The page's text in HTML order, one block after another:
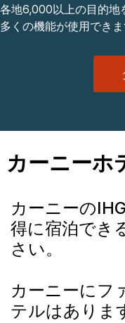
各地6,000以上の目的地
多くの機能が使用できま
カーニーホ
カーニーの
得に宿泊でき
さい。
カーニーにフ
テルはありま